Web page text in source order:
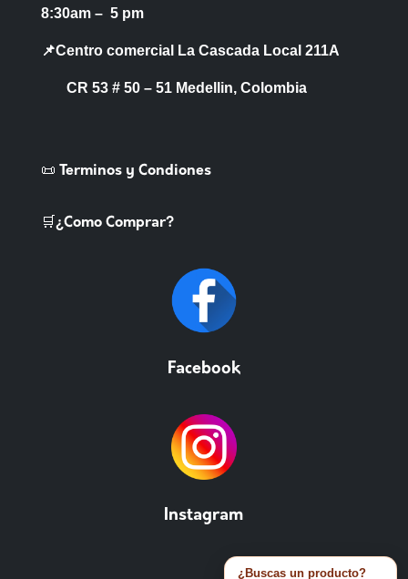
8:30am – 5 pm
📌Centro comercial La Cascada Local 211A
CR 53 # 50 – 51 Medellin, Colombia
📜 Terminos y Condiones
🛒¿Como Comprar?
Facebook
Instagram
¿Buscas un producto?